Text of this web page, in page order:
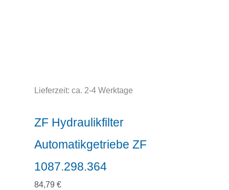
Lieferzeit: ca. 2-4 Werktage
ZF Hydraulikfilter
Automatikgetriebe ZF
1087.298.364
84,79 €